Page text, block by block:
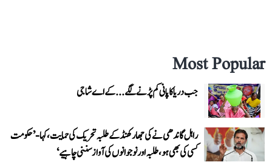
Most Popular
جب دریا کا پانی کم پڑنے لگے...کے اے شاجی
راہل گاندھی نے کی جھارکھنڈ کے طلبہ تحریک کی حمایت، کہا- ’حکومت
کسی کی بھی ہو، طلبہ اور نوجوانوں کی آواز سننی چاہیے‘